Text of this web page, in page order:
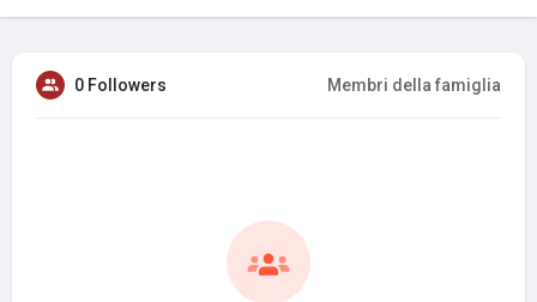
0 Followers Membri della famiglia